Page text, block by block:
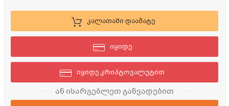
კალათაში დაამატე
იყიდე
იყიდე კრიპტოვალუტით
ან ისარგებლეთ განვადებით